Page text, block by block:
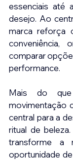
essenciais até
desejo. Ao
marca reforça
conveniência,
comparar
performance.
Mais do que
movimentação
central para a
ritual de
transforme a
oportunidade